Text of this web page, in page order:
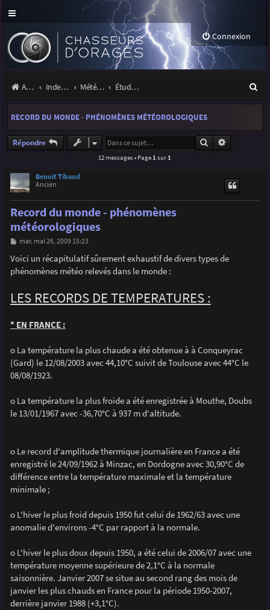
Connexion
Accueil Index du forum Météo et climatologie des orages Étude de phénomènes orageux
e
RECORD DU MONDE - PHÉNOMÈNES MÉTÉOROLOGIQUES
Répondre Rechercher
12 messages • Page 1 sur 1
Benoit Tibaud
Ancien
Record du monde - phénomènes
météorologiques
M
s
s
a
mar. mai 26, 2009 15:23
Voici un récapitulatif sûrement exhaustif de divers types de
phénomènes météo relevés dans le monde :
LES RECORDS DE TEMPERATURES :
* EN FRANCE :
o La température la plus chaude a été obtenue à à Conqueyrac
(Gard) le 12/08/2003 avec 44,10°C suivit de Toulouse avec 44°C le
08/08/1923.
o La température la plus froide a été enregistrée à Mouthe, Doubs
le 13/01/1967 avec -36,70°C à 937 m d'altitude.
o Le record d'amplitude thermique journalière en France a été
enregistré le 24/09/1962 à Minzac, en Dordogne avec 30,90°C de
différence entre la température maximale et la température
minimale ;
o L'hiver le plus froid depuis 1950 fut celui de 1962/63 avec une
anomalie d'environs -4°C par rapport à la normale.
o L'hiver le plus doux depuis 1950, a été celui de 2006/07 avec une
température moyenne supérieure de 2,1°C à la normale
saisonnière. Janvier 2007 se situe au second rang des mois de
janvier les plus chauds en France pour la période 1950-2007,
derrière janvier 1988 (+3,1°C).